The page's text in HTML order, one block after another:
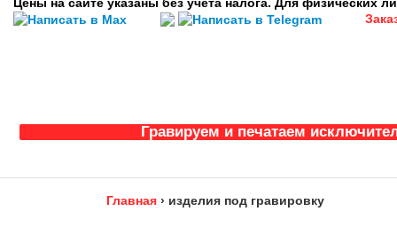
Гравируем и печатаем
Главная › изделия под гравировку